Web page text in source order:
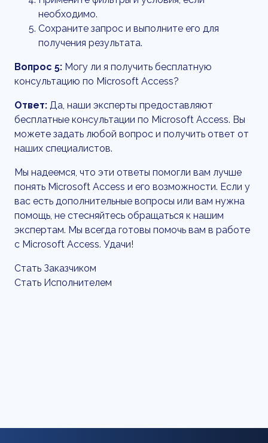
необходимо.
Сохраните запрос и выполните его для
получения результата.
Вопрос 5: Могу ли я получить бесплатную
консультацию по Microsoft Access?
Ответ: Да, наши эксперты предоставляют
бесплатные консультации по Microsoft Access. Вы
можете задать любой вопрос и получить ответ от
наших специалистов.
Мы надеемся, что эти ответы помогли вам лучше
понять Microsoft Access и его возможности. Если у
вас есть дополнительные вопросы или вам нужна
помощь, не стесняйтесь обращаться к нашим
экспертам. Мы всегда готовы помочь вам в работе
с Microsoft Access. Удачи!
Стать Заказчиком
Стать Исполнителем